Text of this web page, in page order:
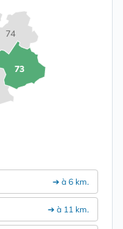
73
74
➔ à 6 km.
➔ à 11 km.